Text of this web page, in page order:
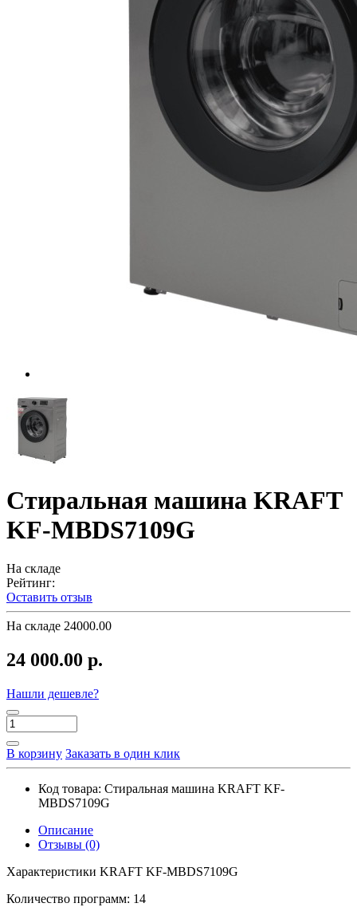
Стиральная машина KRAFT
KF-MBDS7109G
На складе
Рейтинг:
Оставить отзыв
На складе 24000.00
24 000.00 р.
Нашли дешевле?
В корзину Заказать в один клик
Код товара: Стиральная машина KRAFT KF-
MBDS7109G
Описание
Отзывы (0)
Характеристики KRAFT KF-MBDS7109G
Количество программ: 14